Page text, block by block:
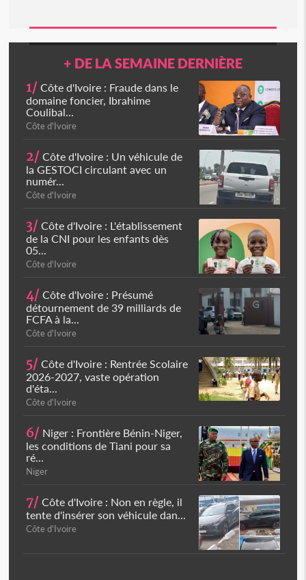
+ DE LA SEMAINE DERNIÈRE
1/ Côte d'Ivoire : Fraude dans le
domaine foncier, Ibrahime
Coulibal...
Côte d'Ivoire
2/ Côte d'Ivoire : Un véhicule de
la GESTOCI circulant avec un
numér...
Côte d'Ivoire
3/ Côte d'Ivoire : L'établissement
de la CNI pour les enfants dès
05...
Côte d'Ivoire
4/ Côte d'Ivoire : Présumé
détournement de 39 milliards de
FCFA à la...
Côte d'Ivoire
5/ Côte d'Ivoire : Rentrée Scolaire
2026-2027, vaste opération
d'éta...
Côte d'Ivoire
6/ Niger : Frontière Bénin-Niger,
les conditions de Tiani pour sa
ré...
Niger
7/ Côte d'Ivoire : Non en règle, il
tente d'insérer son véhicule dan...
Côte d'Ivoire